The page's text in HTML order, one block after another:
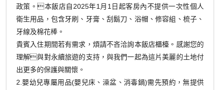
政策。本飯店自2025年1月1日起客房內不提供一次性個人
衛生用品，包含牙刷、牙膏、刮鬍刀、浴帽、修容組、梳子、
牙線及棉花棒。
貴賓入住期間若有需求，煩請不吝洽詢本飯店櫃檯。感謝您的
理解與對永續旅遊的支持，與我們一起為這片美麗的土地付
出更多的保護與關懷。
2.嬰幼兒專屬用品(嬰兒床、澡盆、消毒鍋)需先預約，無提供